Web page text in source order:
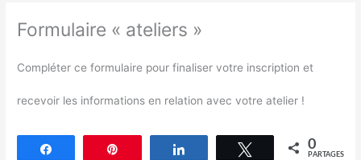
Formulaire « ateliers »
Compléter ce formulaire pour finaliser votre inscription et
recevoir les informations en relation avec votre atelier !
Tweetez 0
PARTAGES